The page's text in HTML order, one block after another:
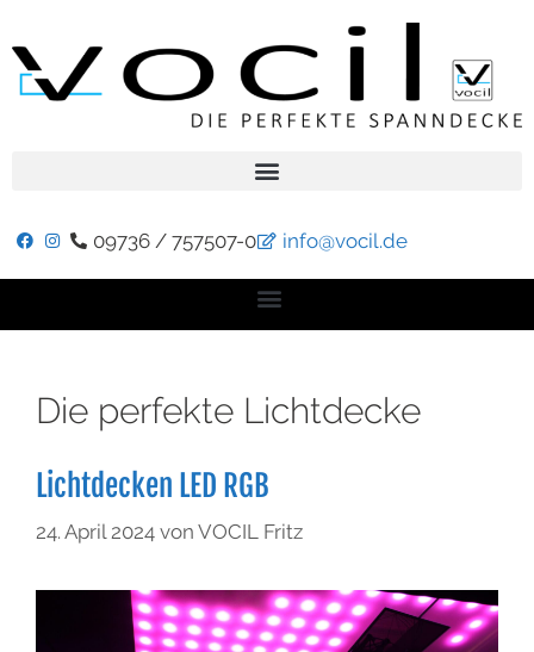
09736 / 757507-0 info@vocil.de
Die perfekte Lichtdecke
Lichtdecken LED RGB
24. April 2024 von VOCIL Fritz